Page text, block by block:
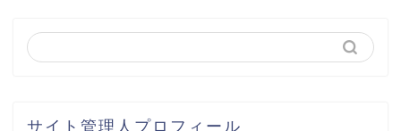
サイト管理人プロフィール